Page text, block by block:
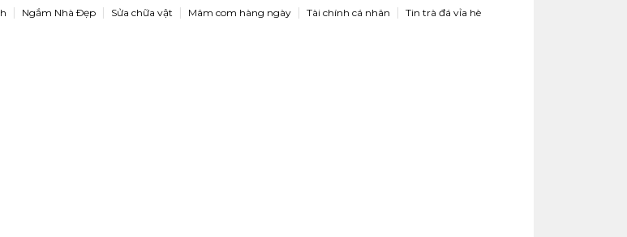
Ngắm Nhà Ðẹp Sửa chữa vật Mâm com hàng ngày Tài chính cá nhân Tin trà đá vỉa hè